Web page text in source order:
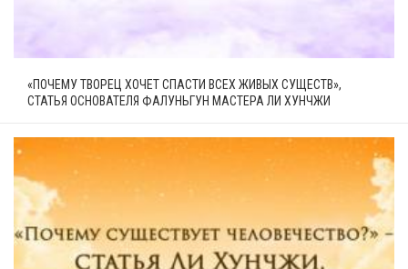
«ПОЧЕМУ ТВОРЕЦ ХОЧЕТ СПАСТИ ВСЕХ ЖИВЫХ СУЩЕСТВ»,
СТАТЬЯ ОСНОВАТЕЛЯ ФАЛУНЬГУН МАСТЕРА ЛИ ХУНЧЖИ